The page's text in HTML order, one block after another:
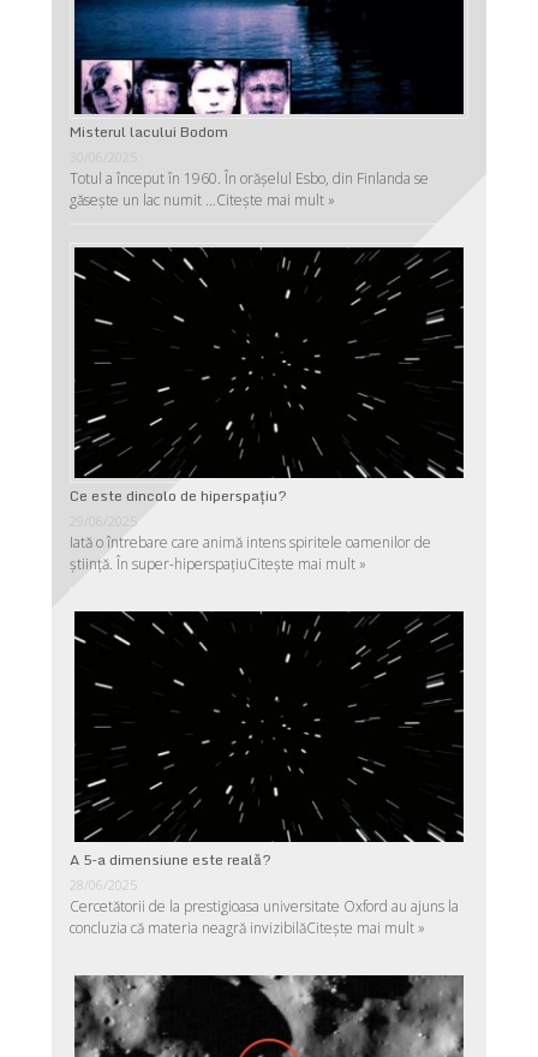
Misterul lacului Bodom
Totul a început în 1960. În orășelul Esbo, din Finlanda se
găsește un lac numit …Citește mai mult »
Ce este dincolo de hiperspaţiu?
29/06/2025
Iată o întrebare care animă intens spiritele oamenilor de
ştiinţă. În super-hiperspaţiuCitește mai mult »
A 5-a dimensiune este reală?
28/06/2025
Cercetătorii de la prestigioasa universitate Oxford au ajuns la
concluzia că materia neagră invizibilăCitește mai mult »